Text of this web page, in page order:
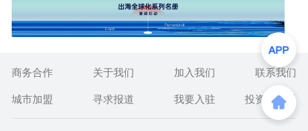
商务合作 关于我们 加入我们
联系我们
城市加盟
寻求报道 我要入驻 投资者关系